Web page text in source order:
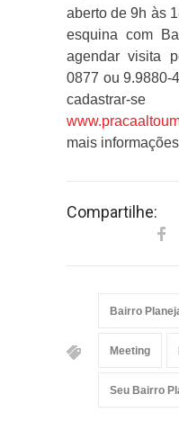
aberto de 9h às
esquina com
agendar visita
0877 ou 9.9880-
mais
Compartilhe:
Bairro
Meeting
Seu Bairro